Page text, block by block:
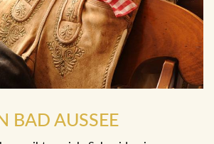
BAD AUSSEE